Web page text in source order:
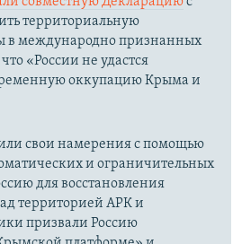
территориальную
в международно признанных
«России не удастся
оккупацию Крыма и
свои намерения с помощью
и ограничительных
для восстановления
территорией АРК и
призвали Россию